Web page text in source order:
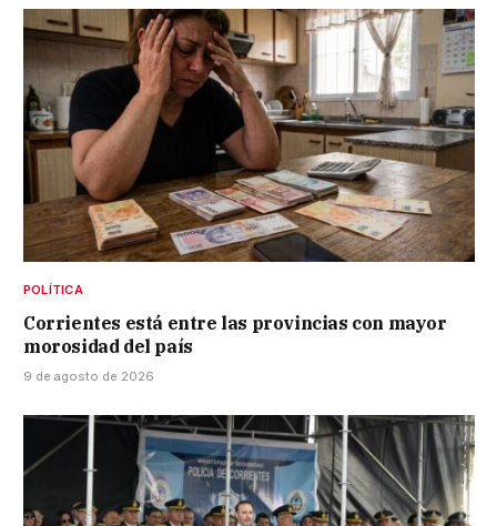
POLÍTICA
Corrientes está entre las provincias con mayor
morosidad del país
9 de agosto de 2026